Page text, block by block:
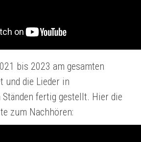
bis 2023 am gesamten
und die Lieder in
fertig gestellt. Hier die
zum Nachhören: